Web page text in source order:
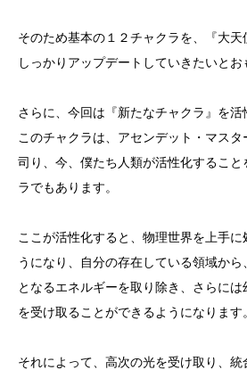
そのため基本の１２チャクラを、『大天
しっかりアップデートしていきたいとお
さらに、今回は『新たなチャクラ』を活
このチャクラは、アセンデット・マス
司り、今、僕たち人類が活性化すること
ラでもあります。
ここが活性化すると、物理世界を上手に
うになり、自分の存在している領域か
となるエネルギーを取り除き、さらには
を受け取ることができるようになります
それによって、高次の光を受け取り、